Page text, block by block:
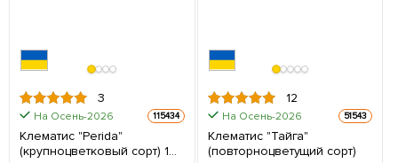
3
На Осень-2026 115434
Клематис "Perida"
(крупноцветковый сорт) 1
12
На Осень-2026 51543
Клематис "Тайга"
(повторноцветущий сорт)